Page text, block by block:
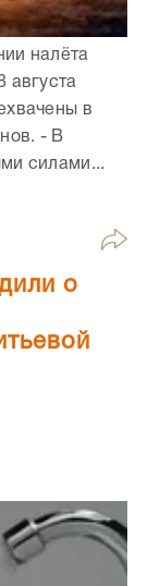
налёта
августа
в
- В
силами...
о